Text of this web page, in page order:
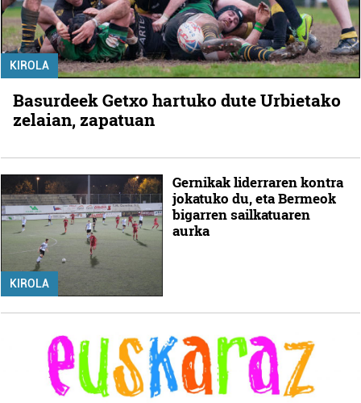
KIROLA
Basurdeek Getxo hartuko dute Urbietako
zelaian, zapatuan
KIROLA
Gernikak liderraren kontra
jokatuko du, eta Bermeok
bigarren sailkatuaren
aurka